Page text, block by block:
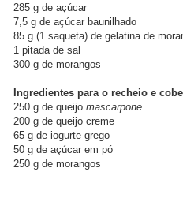
285 g de açúcar
7,5 g de açúcar baunilhado
85 g (1 saqueta) de gelatina de
1 pitada de sal
300 g de morangos
Ingredientes para o recheio e
250 g de queijo mascarpone
200 g de queijo creme
65 g de iogurte grego
50 g de açúcar em pó
250 g de morangos